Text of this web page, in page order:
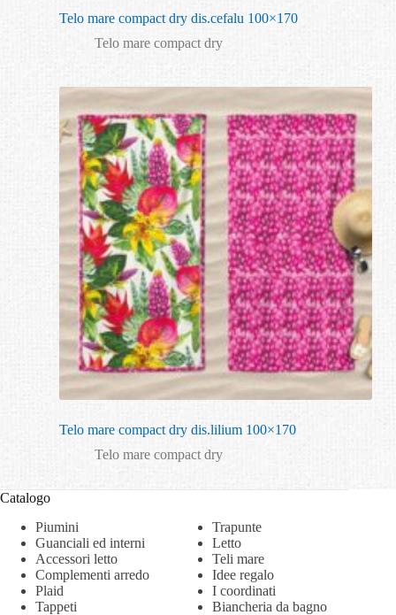
Telo mare compact dry dis.cefalu 100×170
Telo mare compact dry
Telo mare compact dry dis.lilium 100×170
Telo mare compact dry
Catalogo
Piumini
Trapunte
Guanciali ed interni
Letto
Accessori letto
Teli mare
Complementi arredo
Idee regalo
Plaid
I coordinati
Tappeti
Biancheria da bagno